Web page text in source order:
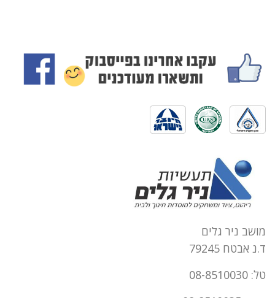
מושב ניר גלים
ד.נ אבטח 79245
טל: 08-8510030